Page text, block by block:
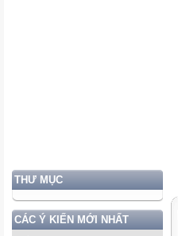
THƯ MỤC
CÁC Ý KIẾN MỚI NHẤT